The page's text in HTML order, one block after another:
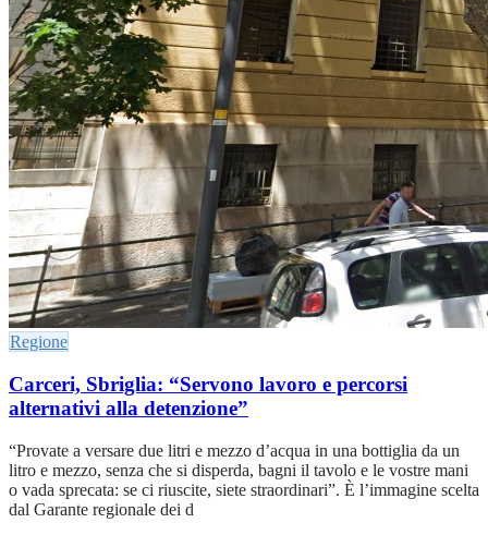
Regione
Carceri, Sbriglia: “Servono lavoro e percorsi
alternativi alla detenzione”
“Provate a versare due litri e mezzo d’acqua in una bottiglia da un
litro e mezzo, senza che si disperda, bagni il tavolo e le vostre mani
o vada sprecata: se ci riuscite, siete straordinari”. È l’immagine scelta
dal Garante regionale dei d